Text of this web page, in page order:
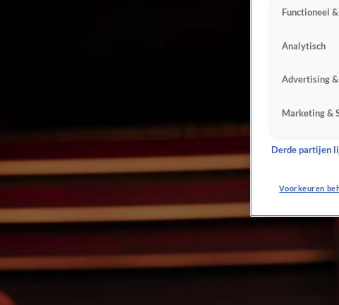
Functioneel
Analytisch
Advertising &
Marketing &
Derde partijen
Voorkeuren